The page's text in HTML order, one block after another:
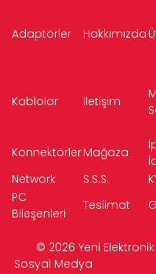
Adaptörler Hakkımızda
Kablolar İletişim
KonnektörlerMağaza
Network
S.S.S.
PC
Bileşenleri
Teslimat
© 2026 Yeni Elektronik |
Sosyal